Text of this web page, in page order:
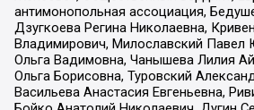
антимонопольная ассоциация,
Дзугкоева Регина Николаевна,
Владимирович, Милославский
Ольга Вадимовна, Чанышева Лилия
Ольга Борисовна, Туровский
Васильева Анастасия Евгеньевна,